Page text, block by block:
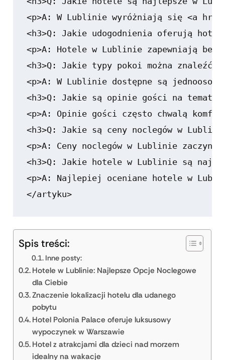
Spis treści:
Inne posty:
Hotele w Lublinie: Najlepsze Opcje Noclegowe
dla Ciebie
Znaczenie lokalizacji hotelu dla udanego
pobytu
Hotel Polonia Palace oferuje luksusowy
wypoczynek w Warszawie
Hotel z atrakcjami dla dzieci nad morzem
idealny na wakacje